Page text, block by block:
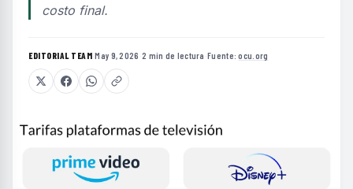
costo final.
EDITORIAL TEAM·May 9, 2026 ·2 min de lectura ·Fuente:ocu.org